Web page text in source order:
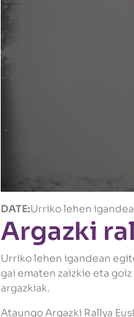
DATE:Urriko lehen
Argazki
Urriko lehen igandean
gai ematen zaizkie eta
argazkiak.
Ataungo Argazki Rallya